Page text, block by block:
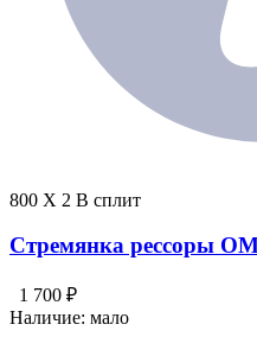
800 X 2 В сплит
Стремянка рессоры
1 700 ₽
Наличие: мало